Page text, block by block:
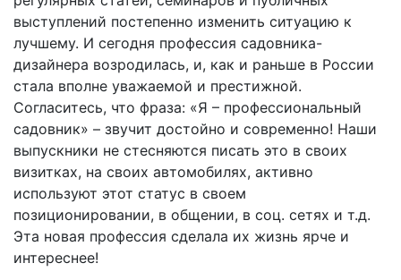
выступлений постепенно изменить ситуацию к
лучшему. И сегодня профессия садовника-
дизайнера возродилась, и, как и раньше в России
стала вполне уважаемой и престижной.
Согласитесь, что фраза: «Я – профессиональный
садовник» – звучит достойно и современно! Наши
выпускники не стесняются писать это в своих
визитках, на своих автомобилях, активно
используют этот статус в своем
позиционировании, в общении, в соц. сетях и т.д.
Эта новая профессия сделала их жизнь ярче и
интереснее!